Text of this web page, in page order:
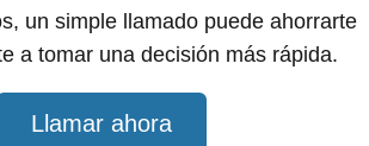
un simple llamado puede ahorrarte
a tomar una decisión más rápida.
Llamar ahora